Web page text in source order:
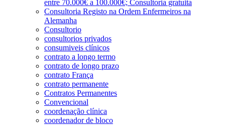
entre 70.000€ a 100.000€; Consultoria gratuita
Consultoria Registo na Ordem Enfermeiros na
Alemanha
Consultorio
consultorios privados
consumiveis clínicos
contrato a longo termo
contrato de longo prazo
contrato França
contrato permanente
Contratos Permanentes
Convencional
coordenação clínica
coordenador de bloco